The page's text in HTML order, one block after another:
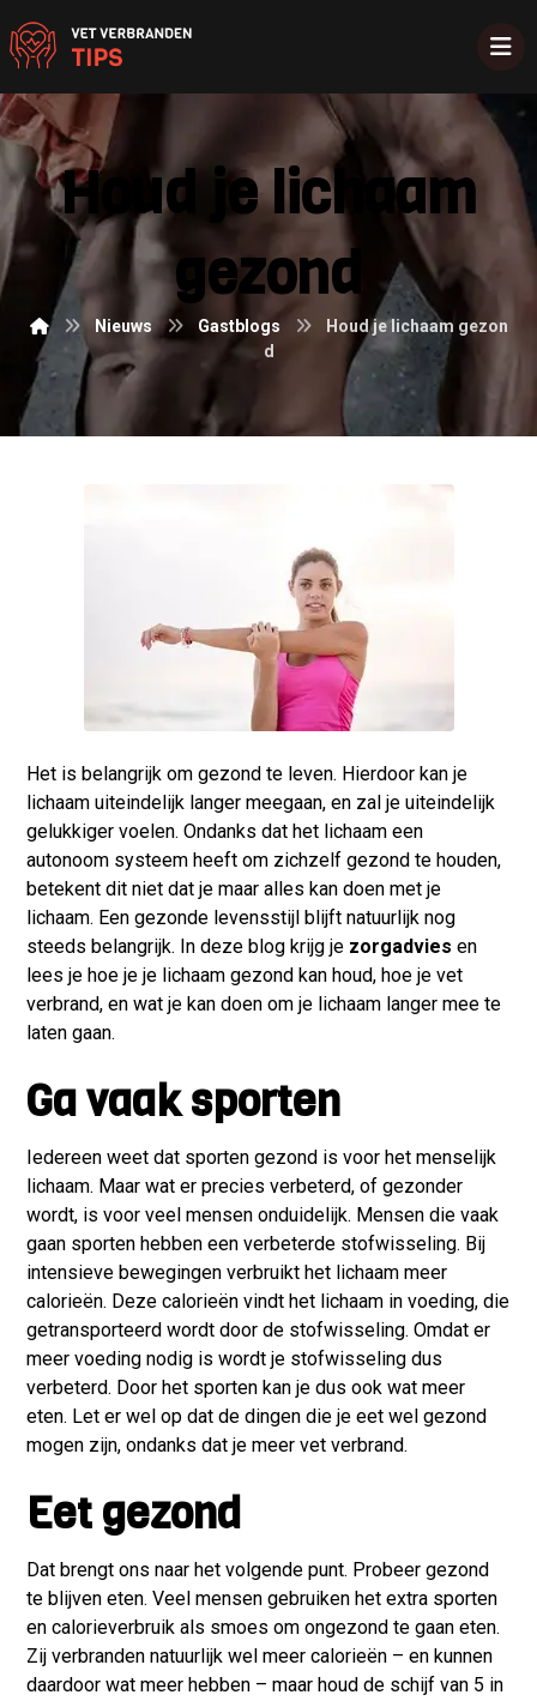
Houd je lichaam
gezond
Nieuws Gastblogs
Houd je lichaam gezon
d
Het is belangrijk om gezond te leven. Hierdoor kan je
lichaam uiteindelijk langer meegaan, en zal je uiteindelijk
gelukkiger voelen. Ondanks dat het lichaam een
autonoom systeem heeft om zichzelf gezond te houden,
betekent dit niet dat je maar alles kan doen met je
lichaam. Een gezonde levensstijl blijft natuurlijk nog
steeds belangrijk. In deze blog krijg je zorgadvies en
lees je hoe je je lichaam gezond kan houd, hoe je vet
verbrand, en wat je kan doen om je lichaam langer mee te
laten gaan.
Ga vaak sporten
Iedereen weet dat sporten gezond is voor het menselijk
lichaam. Maar wat er precies verbeterd, of gezonder
wordt, is voor veel mensen onduidelijk. Mensen die vaak
gaan sporten hebben een verbeterde stofwisseling. Bij
intensieve bewegingen verbruikt het lichaam meer
calorieën. Deze calorieën vindt het lichaam in voeding, die
getransporteerd wordt door de stofwisseling. Omdat er
meer voeding nodig is wordt je stofwisseling dus
verbeterd. Door het sporten kan je dus ook wat meer
eten. Let er wel op dat de dingen die je eet wel gezond
mogen zijn, ondanks dat je meer vet verbrand.
Eet gezond
Dat brengt ons naar het volgende punt. Probeer gezond
te blijven eten. Veel mensen gebruiken het extra sporten
en calorieverbruik als smoes om ongezond te gaan eten.
Zij verbranden natuurlijk wel meer calorieën – en kunnen
daardoor wat meer hebben – maar houd de schijf van 5 in